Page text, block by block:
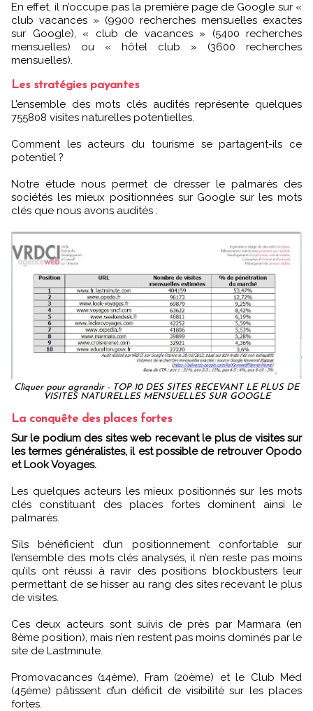
En effet, il n’occupe pas la première page de Google sur «
club vacances » (9900 recherches mensuelles exactes
sur Google), « club de vacances » (5400 recherches
mensuelles) ou « hôtel club » (3600 recherches
mensuelles).
Les stratégies payantes
L’ensemble des mots clés audités représente quelques
755808 visites naturelles potentielles.
Comment les acteurs du tourisme se partagent-ils ce
potentiel ?
Notre étude nous permet de dresser le palmarès des
sociétés les mieux positionnées sur Google sur les mots
clés que nous avons audités :
Cliquer pour agrandir - TOP 10 DES SITES RECEVANT LE PLUS DE
VISITES NATURELLES MENSUELLES SUR GOOGLE
La conquête des places fortes
Sur le podium des sites web recevant le plus de visites sur
les termes généralistes, il est possible de retrouver Opodo
et Look Voyages.
Les quelques acteurs les mieux positionnés sur les mots
clés constituant des places fortes dominent ainsi le
palmarès.
S’ils bénéficient d’un positionnement confortable sur
l’ensemble des mots clés analysés, il n’en reste pas moins
qu’ils ont réussi à ravir des positions blockbusters leur
permettant de se hisser au rang des sites recevant le plus
de visites.
Ces deux acteurs sont suivis de près par Marmara (en
8ème position), mais n’en restent pas moins dominés par le
site de Lastminute.
Promovacances (14ème), Fram (20ème) et le Club Med
(45ème) pâtissent d’un déficit de visibilité sur les places
fortes.